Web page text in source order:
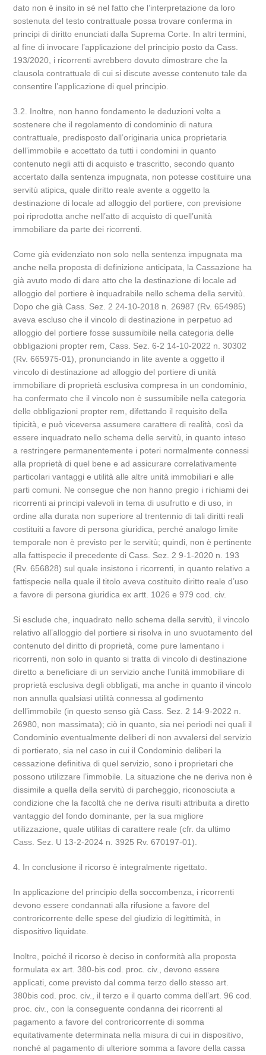
dato non è insito in sé nel fatto che l’interpretazione da loro
sostenuta del testo contrattuale possa trovare conferma in
principi di diritto enunciati dalla Suprema Corte. In altri termini,
al fine di invocare l’applicazione del principio posto da Cass.
193/2020, i ricorrenti avrebbero dovuto dimostrare che la
clausola contrattuale di cui si discute avesse contenuto tale da
consentire l’applicazione di quel principio.
3.2. Inoltre, non hanno fondamento le deduzioni volte a
sostenere che il regolamento di condominio di natura
contrattuale, predisposto dall’originaria unica proprietaria
dell’immobile e accettato da tutti i condomini in quanto
contenuto negli atti di acquisto e trascritto, secondo quanto
accertato dalla sentenza impugnata, non potesse costituire una
servitù atipica, quale diritto reale avente a oggetto la
destinazione di locale ad alloggio del portiere, con previsione
poi riprodotta anche nell’atto di acquisto di quell’unità
immobiliare da parte dei ricorrenti.
Come già evidenziato non solo nella sentenza impugnata ma
anche nella proposta di definizione anticipata, la Cassazione ha
già avuto modo di dare atto che la destinazione di locale ad
alloggio del portiere è inquadrabile nello schema della servitù.
Dopo che già Cass. Sez. 2 24-10-2018 n. 26987 (Rv. 654985)
aveva escluso che il vincolo di destinazione in perpetuo ad
alloggio del portiere fosse sussumibile nella categoria delle
obbligazioni propter rem, Cass. Sez. 6-2 14-10-2022 n. 30302
(Rv. 665975-01), pronunciando in lite avente a oggetto il
vincolo di destinazione ad alloggio del portiere di unità
immobiliare di proprietà esclusiva compresa in un condominio,
ha confermato che il vincolo non è sussumibile nella categoria
delle obbligazioni propter rem, difettando il requisito della
tipicità, e può viceversa assumere carattere di realità, così da
essere inquadrato nello schema delle servitù, in quanto inteso
a restringere permanentemente i poteri normalmente connessi
alla proprietà di quel bene e ad assicurare correlativamente
particolari vantaggi e utilità alle altre unità immobiliari e alle
parti comuni. Ne consegue che non hanno pregio i richiami dei
ricorrenti ai principi valevoli in tema di usufrutto e di uso, in
ordine alla durata non superiore al trentennio di tali diritti reali
costituiti a favore di persona giuridica, perché analogo limite
temporale non è previsto per le servitù; quindi, non è pertinente
alla fattispecie il precedente di Cass. Sez. 2 9-1-2020 n. 193
(Rv. 656828) sul quale insistono i ricorrenti, in quanto relativo a
fattispecie nella quale il titolo aveva costituito diritto reale d’uso
a favore di persona giuridica ex artt. 1026 e 979 cod. civ.
Si esclude che, inquadrato nello schema della servitù, il vincolo
relativo all’alloggio del portiere si risolva in uno svuotamento del
contenuto del diritto di proprietà, come pure lamentano i
ricorrenti, non solo in quanto si tratta di vincolo di destinazione
diretto a beneficiare di un servizio anche l’unità immobiliare di
proprietà esclusiva degli obbligati, ma anche in quanto il vincolo
non annulla qualsiasi utilità connessa al godimento
dell’immobile (in questo senso già Cass. Sez. 2 14-9-2022 n.
26980, non massimata); ciò in quanto, sia nei periodi nei quali il
Condominio eventualmente deliberi di non avvalersi del servizio
di portierato, sia nel caso in cui il Condominio deliberi la
cessazione definitiva di quel servizio, sono i proprietari che
possono utilizzare l’immobile. La situazione che ne deriva non è
dissimile a quella della servitù di parcheggio, riconosciuta a
condizione che la facoltà che ne deriva risulti attribuita a diretto
vantaggio del fondo dominante, per la sua migliore
utilizzazione, quale utilitas di carattere reale (cfr. da ultimo
Cass. Sez. U 13-2-2024 n. 3925 Rv. 670197-01).
4. In conclusione il ricorso è integralmente rigettato.
In applicazione del principio della soccombenza, i ricorrenti
devono essere condannati alla rifusione a favore del
controricorrente delle spese del giudizio di legittimità, in
dispositivo liquidate.
Inoltre, poiché il ricorso è deciso in conformità alla proposta
formulata ex art. 380-bis cod. proc. civ., devono essere
applicati, come previsto dal comma terzo dello stesso art.
380bis cod. proc. civ., il terzo e il quarto comma dell’art. 96 cod.
proc. civ., con la conseguente condanna dei ricorrenti al
pagamento a favore del controricorrente di somma
equitativamente determinata nella misura di cui in dispositivo,
nonché al pagamento di ulteriore somma a favore della cassa